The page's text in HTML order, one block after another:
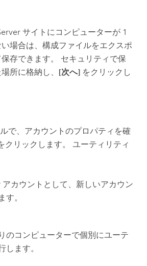
サイトにコンピューターが 1
場合は、構成ファイルをエクスポ
存できます。 セキュリティで保
所に格納し、 [次へ] をクリックし
で、アカウントのプロパティを確
クリックします。 ユーティリティ
アカウントとして、新しいアカウン
す。
のコンピューターで個別にユーテ
します。